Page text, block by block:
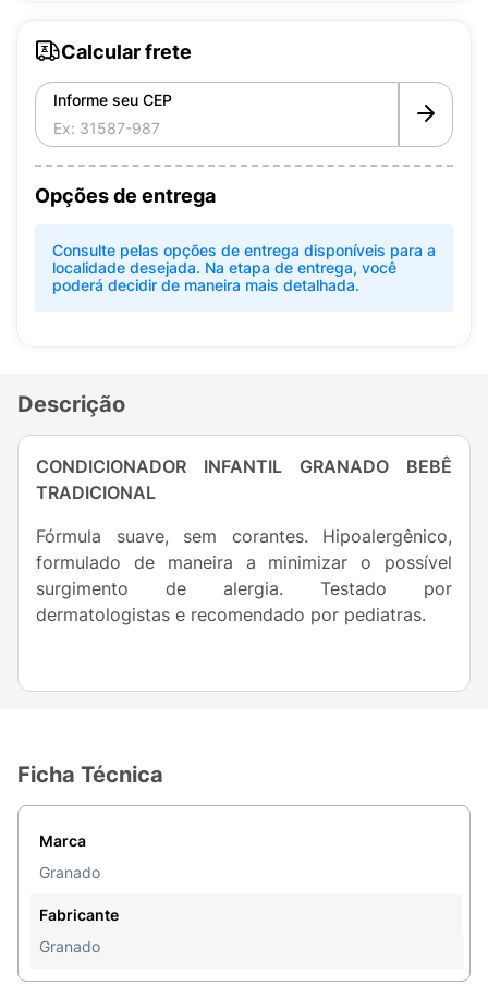
Calcular frete
Informe seu CEP
Opções de entrega
Consulte pelas opções de entrega disponíveis para a
localidade desejada. Na etapa de entrega, você
poderá decidir de maneira mais detalhada.
Descrição
CONDICIONADOR INFANTIL GRANADO BEBÊ
TRADICIONAL
Fórmula suave, sem corantes. Hipoalergênico,
formulado de maneira a minimizar o possível
surgimento de alergia. Testado por
dermatologistas e recomendado por pediatras.
Ficha Técnica
Marca
Granado
Fabricante
Granado